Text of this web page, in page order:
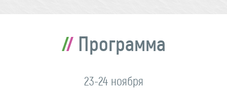
Программа
23-24 ноября